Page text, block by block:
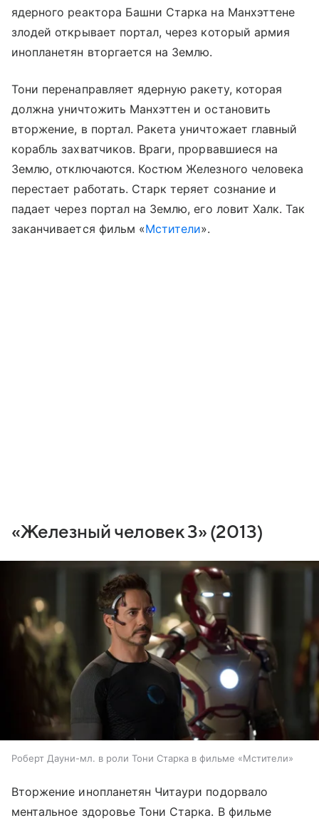
ядерного реактора Башни Старка на Манхэттене
злодей открывает портал, через который армия
инопланетян вторгается на Землю.
Тони перенаправляет ядерную ракету, которая
должна уничтожить Манхэттен и остановить
вторжение, в портал. Ракета уничтожает главный
корабль захватчиков. Враги, прорвавшиеся на
Землю, отключаются. Костюм Железного человека
перестает работать. Старк теряет сознание и
падает через портал на Землю, его ловит Халк. Так
заканчивается фильм «Мстители».
«Железный человек 3» (2013)
Роберт Дауни-мл. в роли Тони Старка в фильме «Мстители»
Вторжение инопланетян Читаури подорвало
ментальное здоровье Тони Старка. В фильме